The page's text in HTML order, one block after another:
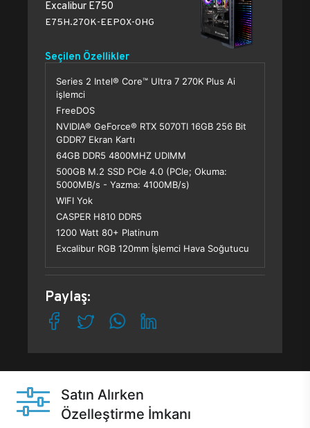
Excalibur E750
E75H.270K-EEP0X-0HG
Seçilen Özellikler
Series 2 Intel® Core™ Ultra 7 270K Plus Ai
işlemci
FreeDOS
NVIDIA® GeForce® RTX 5070TI 16GB 256 Bit
GDDR7 Ekran Kartı
64GB DDR5 4800MHZ UDIMM
500GB M.2 SSD PCle 4.0 (PCle; Okuma:
5000MB/s - Yazma: 4100MB/s)
WIFI Yok
CASPER H810 DDR5
1200 Watt 80+ Platinum
Excalibur RGB 120mm İşlemci Hava Soğutucu
Paylaş:
Satın Alırken
Özelleştirme İmkanı